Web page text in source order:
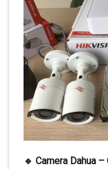
🔹 Camera Dahua